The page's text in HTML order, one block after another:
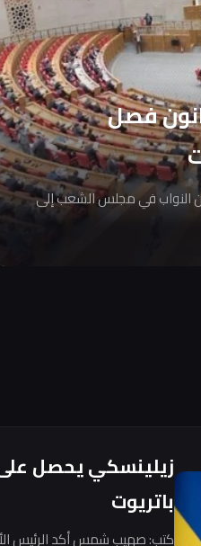
فصل
النواب في مجلس الشعب إلى
زيلينسكي يحصل
باتريوت
كتب: صهيب شمس أكد الرئيس